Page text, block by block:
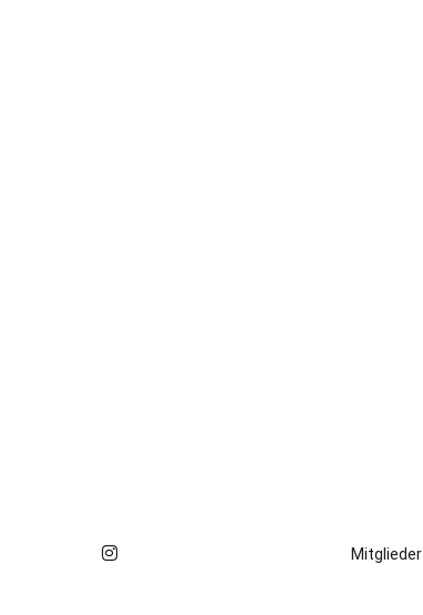
Mitglieder